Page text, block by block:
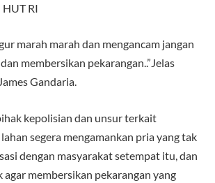
HUT RI
marah marah dan mengancam jangan
membersikan pekarangan..”Jelas
Gandaria.
kepolisian dan unsur terkait
segera mengamankan pria yang tak
dengan masyarakat setempat itu, dan
agar membersikan pekarangan yang